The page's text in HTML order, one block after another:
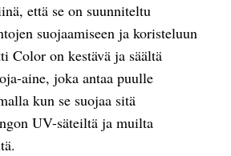
että se on suunniteltu
suojaamiseen ja koristeluun
Color on kestävä ja säältä
aine, joka antaa puulle
kun se suojaa sitä
UV-säteiltä ja muilta